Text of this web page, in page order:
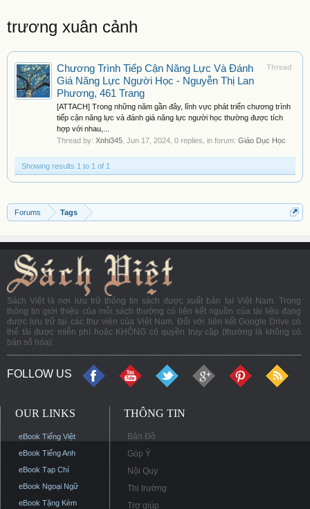
trương xuân cảnh
Thread
Chương Trình Tiếp Cận Năng Lực Và Đánh
Giá Năng Lực Người Học - Nguyễn Thị Lan
Phương, 461 Trang
[ATTACH] Trong những năm gần đây, lĩnh vực phát triển chương trình
tiếp cận năng lực và đánh giá năng lực người học thường được tích
hợp với nhau,...
Thread by: Xnhi345 Jun 17, 2024 , 0 replies, in forum: Giáo Dục Học
Showing results 1 to 1 of 1
Forums Tags
Sách Việt là nơi lưu trữ thông tin sách được xuất bản tại Việt Nam. Trong
thông tin giới thiệu của mỗi sách thường có liên kết nguồn của tài liệu đang
được lưu trữ tại các thư viện của Việt Nam. Đối với liên kết Google Drive có
thể tải được miễn phí hoặc KHÔNG có quyền truy cập (thường là không có
bản số hóa).
FOLLOW US
OUR LINKS
eBook Tiếng Việt
eBook Tiếng Anh
eBook Tạp Chí
eBook Ngoại Ngữ
eBook Tặng Kèm
THÔNG TIN
Bản Đồ
Góp Ý
Nội Quy
Thị trường
Trợ giúp